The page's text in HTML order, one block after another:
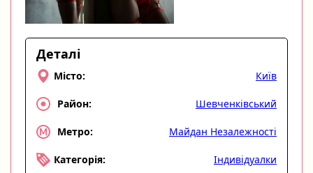
Деталі
Місто: Київ
Район: Шевченківський
Метро: Майдан Незалежності
Категорія: Індивідуалки